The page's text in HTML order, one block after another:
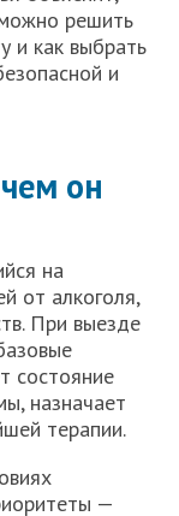
решить
и как выбрать
и
он
на
от алкоголя,
При выезде
состояние
назначает
терапии.
—